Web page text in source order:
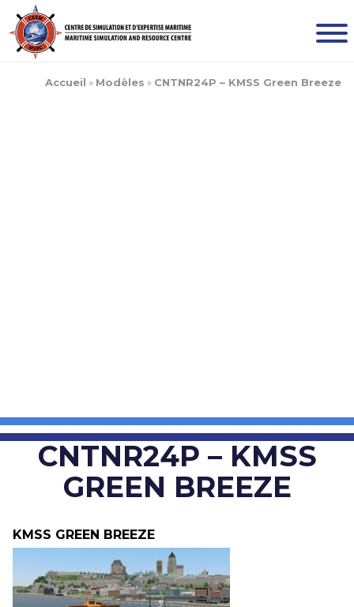
Accueil » Modèles » CNTNR24P – KMSS Green Breeze
CNTNR24P – KMSS
GREEN BREEZE
KMSS GREEN BREEZE